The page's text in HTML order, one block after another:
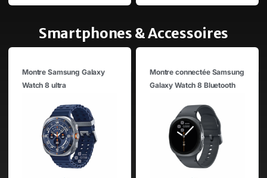
Smartphones & Accessoires
Montre connectée Samsung
Galaxy Watch 8 Bluetooth
Téléphone SAMSUNG
GALAXY S25 ULTRA avec